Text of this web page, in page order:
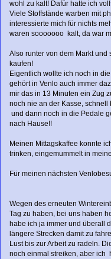
wohl zu kalt! Dafür hatte ich
Viele Stoffstände warben mit
interessierte mich für nichts
waren sooooooo kalt, da war
Also runter von dem Markt
kaufen!
Eigentlich wollte ich noch in
gehört in Venlo auch immer
mir das in 13 Minuten ein Zug
noch nie an der Kasse,
und dann noch in die Pedale
nach Hause!!
Meinen Mittagskaffee konnte
trinken, eingemummelt in
Für meinen nächsten
Wegen des erneuten
Tag zu haben, bei uns haben
habe ich ja immer und überall
längere Strecken damit zu
Lust bis zur Arbeit zu radeln.
noch einmal streiken, aber ich